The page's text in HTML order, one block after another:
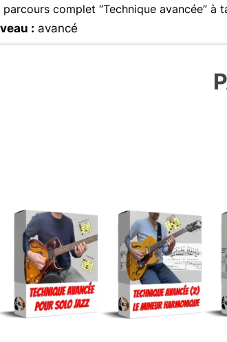
parcours complet “Technique avancée”
: avancé